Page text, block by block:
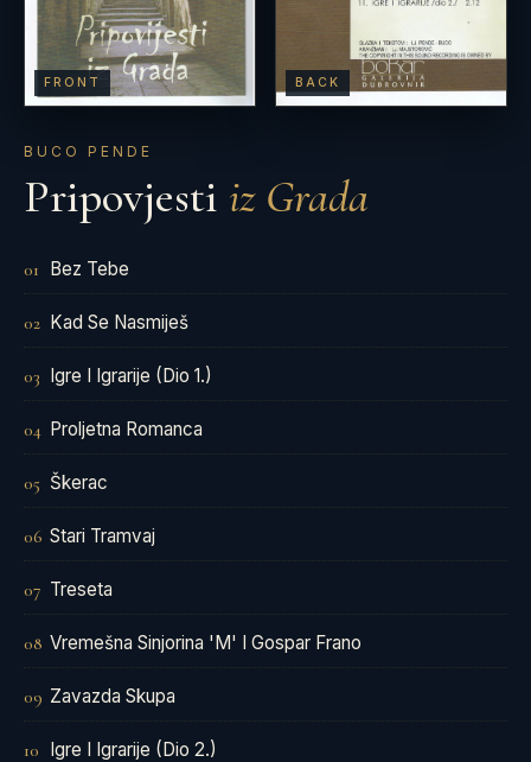
FRONT BACK
BUCO PENDE
Pripovjesti iz Grada
01 Bez Tebe
02 Kad Se Nasmiješ
03 Igre I Igrarije (Dio 1.)
04 Proljetna Romanca
05 Škerac
06 Stari Tramvaj
07 Treseta
08 Vremešna Sinjorina 'M' I Gospar Frano
09 Zavazda Skupa
10 Igre I Igrarije (Dio 2.)